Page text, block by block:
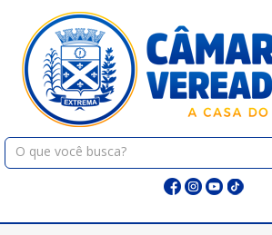
Pular
para
o
conteúdo
Pesquisar: